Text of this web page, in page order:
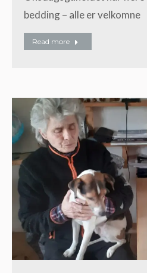
bedding – alle er velkomne
Read more